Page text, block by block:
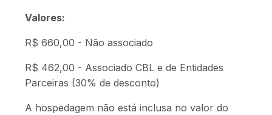
Valores:
R$ 660,00 - Não associado
R$ 462,00 - Associado CBL e de Entidades
Parceiras (30% de desconto)
A hospedagem não está inclusa no valor do